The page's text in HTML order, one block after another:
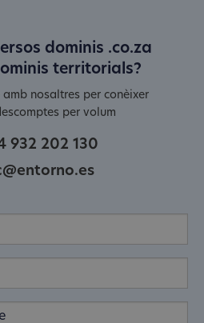
dominis .co.za
territorials?
nosaltres per conèixer
per volum
932 202 130